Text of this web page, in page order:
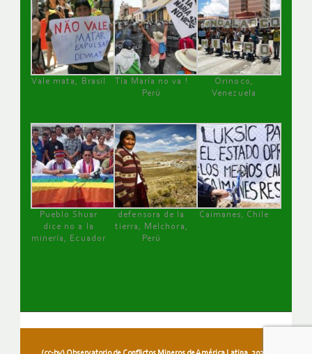
Vale mata, Brasil
Tía María no va !
Perú
Orinoco,
Venezuela
Pueblo Shuar
dice no a la
minería, Ecuador
defensora de la
tierra, Melchora,
Perú
Caimanes, Chile